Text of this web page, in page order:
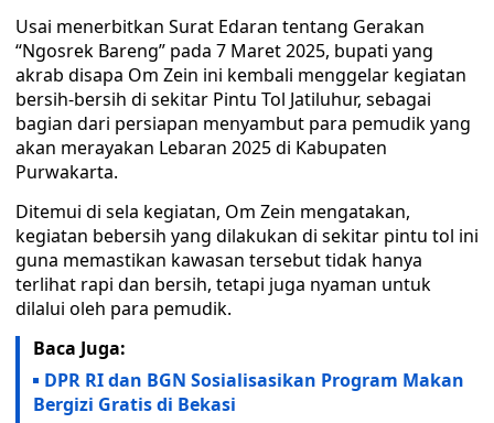
Usai menerbitkan Surat Edaran tentang Gerakan
“Ngosrek Bareng” pada 7 Maret 2025, bupati yang
akrab disapa Om Zein ini kembali menggelar kegiatan
bersih-bersih di sekitar Pintu Tol Jatiluhur, sebagai
bagian dari persiapan menyambut para pemudik yang
akan merayakan Lebaran 2025 di Kabupaten
Purwakarta.
Ditemui di sela kegiatan, Om Zein mengatakan,
kegiatan bebersih yang dilakukan di sekitar pintu tol ini
guna memastikan kawasan tersebut tidak hanya
terlihat rapi dan bersih, tetapi juga nyaman untuk
dilalui oleh para pemudik.
Baca Juga:
DPR RI dan BGN Sosialisasikan Program Makan
Bergizi Gratis di Bekasi